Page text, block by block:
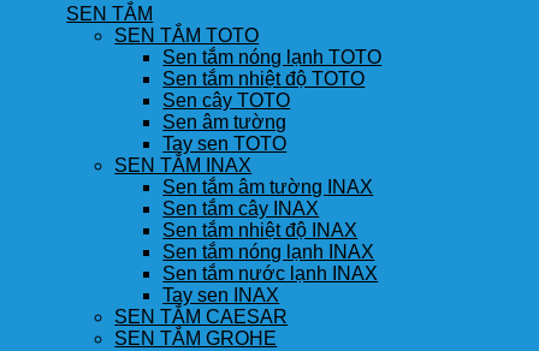
SEN TẮM
SEN TẮM TOTO
Sen tắm nóng lạnh TOTO
Sen tắm nhiệt độ TOTO
Sen cây TOTO
Sen âm tường
Tay sen TOTO
SEN TẮM INAX
Sen tắm âm tường INAX
Sen tắm cây INAX
Sen tắm nhiệt độ INAX
Sen tắm nóng lạnh INAX
Sen tắm nước lạnh INAX
Tay sen INAX
SEN TẮM CAESAR
SEN TẮM GROHE